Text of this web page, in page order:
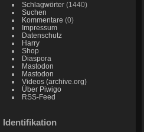
Schlagwörter(1440)
Suchen
Kommentare (0)
Impressum
Datenschutz
Harry
Shop
Diaspora
Mastodon
Mastodon
Videos (archive.org)
Über Piwigo
RSS-Feed
Identifikation